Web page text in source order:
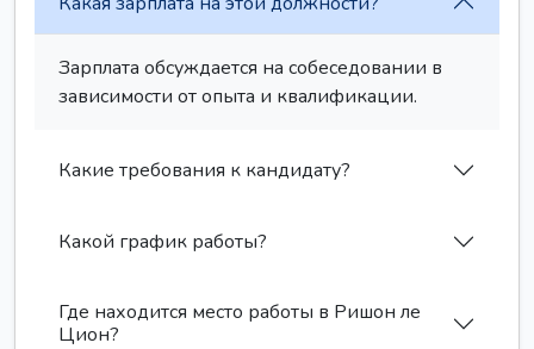
Зарплата обсуждается на собеседовании в
зависимости от опыта и квалификации.
Какие требования к кандидату?
Какой график работы?
Где находится место работы в Ришон ле
Цион?